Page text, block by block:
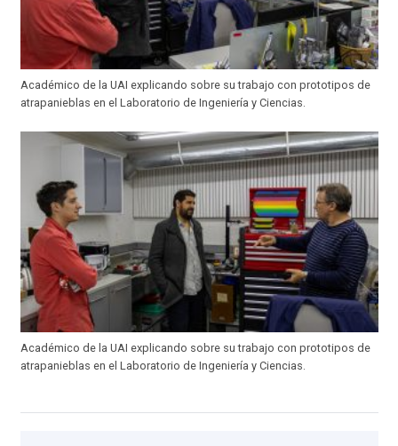
Académico de la UAI explicando sobre su trabajo con prototipos de
atrapanieblas en el Laboratorio de Ingeniería y Ciencias.
Académico de la UAI explicando sobre su trabajo con prototipos de
atrapanieblas en el Laboratorio de Ingeniería y Ciencias.